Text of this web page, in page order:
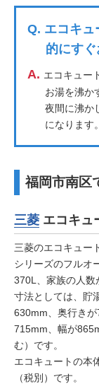
Q. エコキュ
的にす
A. エコキュー
お湯を沸か
夜間に沸か
になります。
福岡市南区
三菱 エコキュ
三菱のエコキュー
シリーズのフルオ
370L、家族の人数
寸法としては、貯
630mm、奥行き
715mm、幅が
む）です。
エコキュートの本
（税別）です。